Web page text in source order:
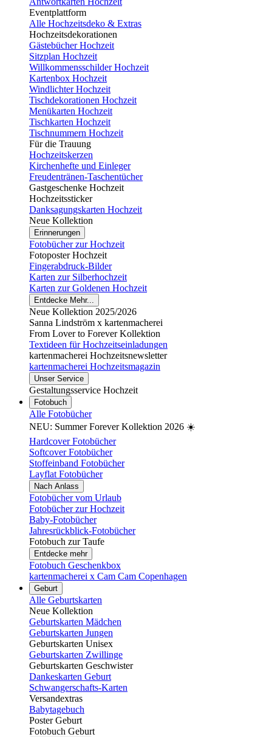
Eventplattform
Alle Hochzeitsdeko & Extras
Hochzeitsdekorationen
Gästebücher Hochzeit
Sitzplan Hochzeit
Willkommensschilder Hochzeit
Kartenbox Hochzeit
Windlichter Hochzeit
Tischdekorationen Hochzeit
Menükarten Hochzeit
Tischkarten Hochzeit
Tischnummern Hochzeit
Für die Trauung
Hochzeitskerzen
Kirchenhefte und Einleger
Freudentränen-Taschentücher
Gastgeschenke Hochzeit
Hochzeitssticker
Danksagungskarten Hochzeit
Neue Kollektion
Erinnerungen
Fotobücher zur Hochzeit
Fotoposter Hochzeit
Fingerabdruck-Bilder
Karten zur Silberhochzeit
Karten zur Goldenen Hochzeit
Entdecke Mehr...
Neue Kollektion 2025/2026
Sanna Lindström x kartenmacherei
From Lover to Forever Kollektion
Textideen für Hochzeitseinladungen
kartenmacherei Hochzeitsnewsletter
kartenmacherei Hochzeitsmagazin
Unser Service
Gestaltungsservice Hochzeit
Fotobuch
Alle Fotobücher
NEU: Summer Forever Kollektion 2026 ☀️
Hardcover Fotobücher
Softcover Fotobücher
Stoffeinband Fotobücher
Layflat Fotobücher
Nach Anlass
Fotobücher vom Urlaub
Fotobücher zur Hochzeit
Baby-Fotobücher
Jahresrückblick-Fotobücher
Fotobuch zur Taufe
Entdecke mehr
Fotobuch Geschenkbox
kartenmacherei x Cam Cam Copenhagen
Geburt
Alle Geburtskarten
Neue Kollektion
Geburtskarten Mädchen
Geburtskarten Jungen
Geburtskarten Unisex
Geburtskarten Zwillinge
Geburtskarten Geschwister
Dankeskarten Geburt
Schwangerschafts-Karten
Versandextras
Babytagebuch
Poster Geburt
Fotobuch Geburt